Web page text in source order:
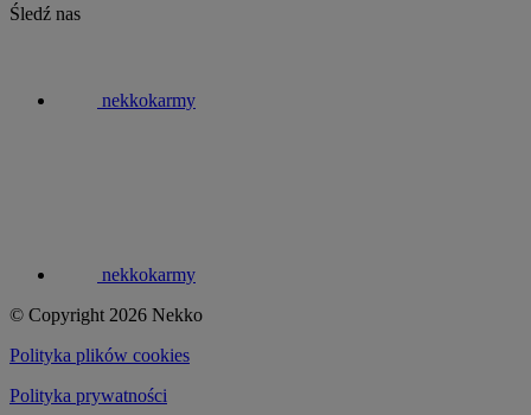
Śledź nas
nekkokarmy
nekkokarmy
© Copyright 2026 Nekko
Polityka plików cookies
Polityka prywatności